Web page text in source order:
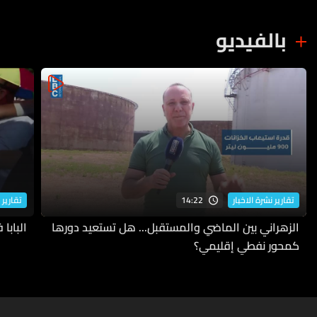
بالفيديو
تقارير نشرة الاخبار 14:22
الزهراني بين الماضي والمستقبل... هل تستعيد دورها
كمحور نفطي إقليمي؟